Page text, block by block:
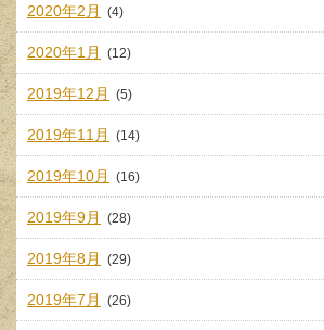
2020年2月 (4)
2020年1月 (12)
2019年12月 (5)
2019年11月 (14)
2019年10月 (16)
2019年9月 (28)
2019年8月 (29)
2019年7月 (26)